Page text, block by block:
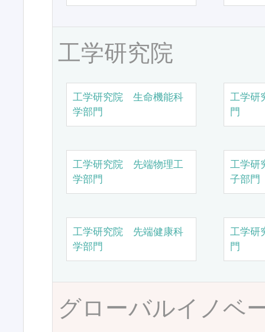
工学研究院
工学研究院 生命機能科
学部門
工学研
門
工学研究院 先端物理工
学部門
工学研
子部門
工学研究院 先端健康科
学部門
工学研
門
グローバルイノベ